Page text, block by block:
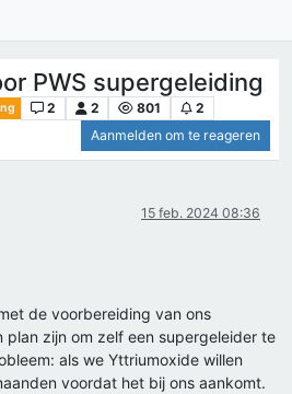
PWS supergeleiding
2 2 801
2
Aanmelden om te reageren
15 feb. 2024 08:36
de voorbereiding van ons
zijn om zelf een supergeleider te
als we Yttriumoxide willen
voordat het bij ons aankomt.